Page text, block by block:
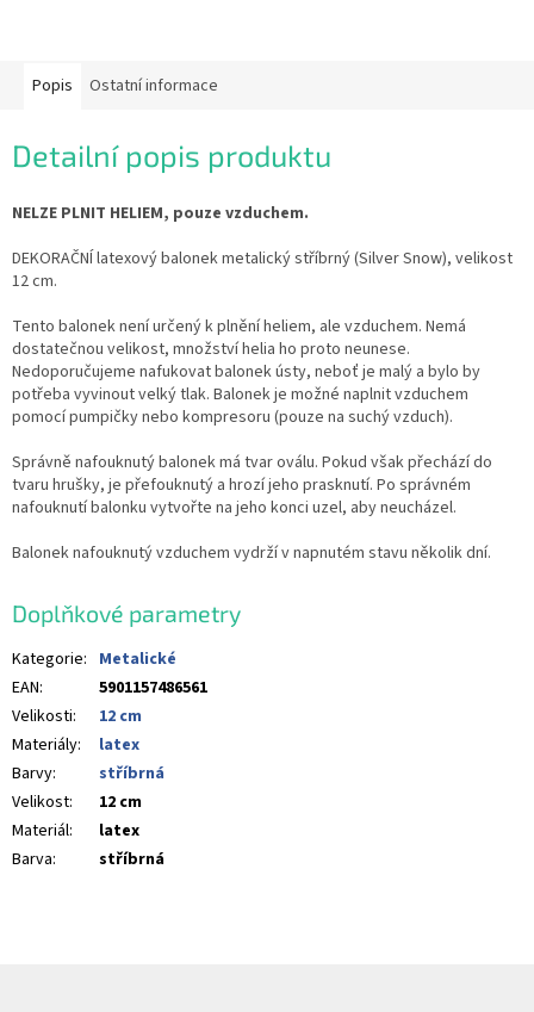
Popis Ostatní informace
Detailní popis produktu
NELZE PLNIT HELIEM, pouze vzduchem.
DEKORAČNÍ latexový balonek metalický stříbrný (Silver Snow), velikost
12 cm.
Tento balonek není určený k plnění heliem, ale vzduchem. Nemá
dostatečnou velikost, množství helia ho proto neunese.
Nedoporučujeme nafukovat balonek ústy, neboť je malý a bylo by
potřeba vyvinout velký tlak. Balonek je možné naplnit vzduchem
pomocí pumpičky nebo kompresoru (pouze na suchý vzduch).
Správně nafouknutý balonek má tvar oválu. Pokud však přechází do
tvaru hrušky, je přefouknutý a hrozí jeho prasknutí. Po správném
nafouknutí balonku vytvořte na jeho konci uzel, aby neucházel.
Balonek nafouknutý vzduchem vydrží v napnutém stavu několik dní.
Doplňkové parametry
Kategorie: Metalické
EAN:
5901157486561
Velikosti:
12 cm
Materiály:
latex
Barvy:
stříbrná
Velikost:
12 cm
Materiál:
latex
Barva: stříbrná